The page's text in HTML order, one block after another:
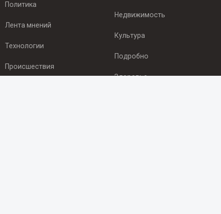
Политика
Лента мнений
Технологии
Происшествия
Недвижимость
Культура
Подробно
Здоровье